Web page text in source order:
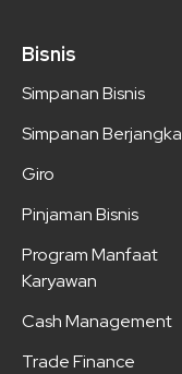
Bisnis
Simpanan Bisnis
Simpanan Berjangka
Giro
Pinjaman Bisnis
Program Manfaat
Karyawan
Cash Management
Trade Finance